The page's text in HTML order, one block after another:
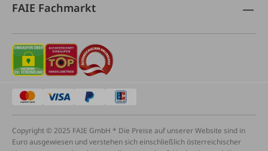
FAIE Fachmarkt
Copyright © 2025 FAIE GmbH * Die Preise auf unserer Website sind in
Euro ausgewiesen und verstehen sich einschließlich österreichischer